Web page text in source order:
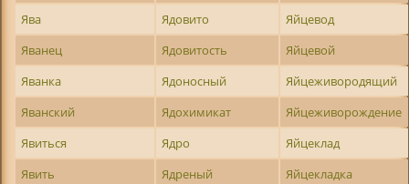
Ява
Ядовито
Яйцевод
Яванец
Ядовитость
Яйцевой
Яванка
Ядоносный
Яйцеживородящий
Яванский
Ядохимикат
Яйцеживорождение
Явиться
Ядро
Яйцеклад
Явить
Ядреный
Яйцекладка